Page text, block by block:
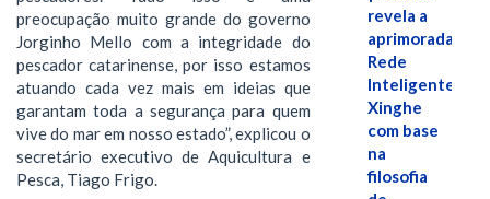
preocupação muito grande do governo
Jorginho Mello com a integridade do
pescador catarinense, por isso estamos
atuando cada vez mais em ideias que
garantam toda a segurança para quem
vive do mar em nosso estado”, explicou o
secretário executivo de Aquicultura e
Pesca, Tiago Frigo.
revela a
aprimorada
Rede
Inteligente
Xinghe
com base
na
filosofia